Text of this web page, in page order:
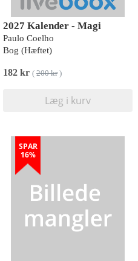
2027 Kalender - Magi
Paulo Coelho
Bog (Hæftet)
182 kr ( 200 kr)
Læg i kurv
SPAR
16%